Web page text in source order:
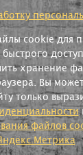
cookie для
быстрого
хранение
Вы
только
файлов